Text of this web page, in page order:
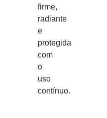
firme,
radiante
e
protegida
com
o
uso
contínuo.